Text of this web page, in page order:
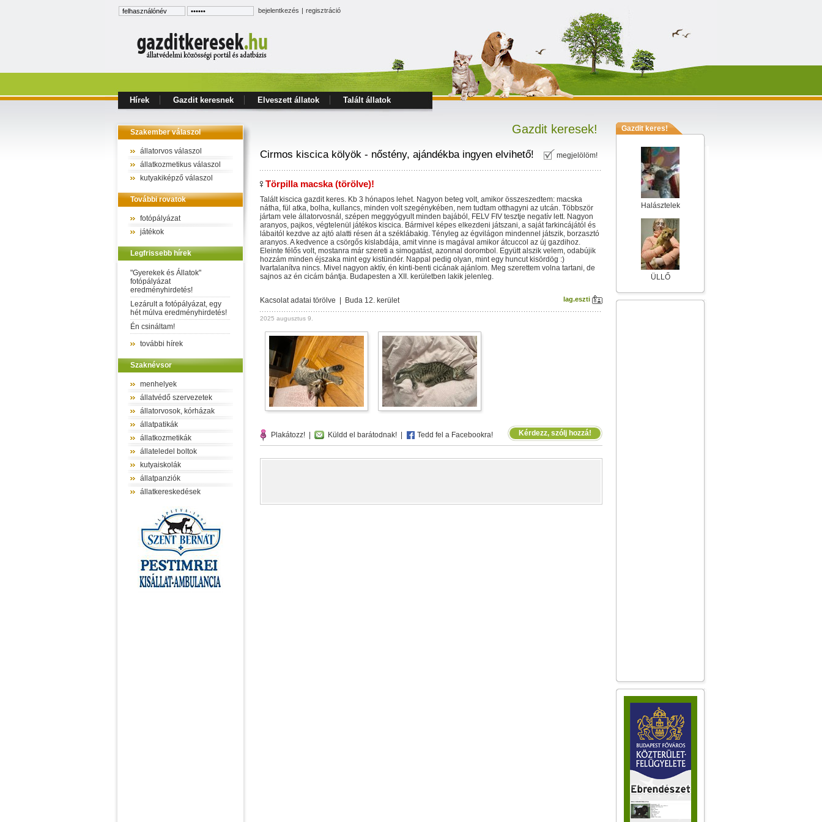
bejelentkezés | regisztráció
Hírek Gazdit keresnek Elveszett állatok Talált állatok
Szakember válaszol
állatorvos válaszol
állatkozmetikus válaszol
kutyakiképző válaszol
További rovatok
fotópályázat
játékok
Legfrissebb hírek
"Gyerekek és Állatok"
fotópályázat
eredményhirdetés!
Lezárult a fotópályázat, egy
hét múlva eredményhirdetés!
Én csináltam!
további hírek
Szaknévsor
menhelyek
állatvédő szervezetek
állatorvosok, kórházak
állatpatikák
állatkozmetikák
állateledel boltok
kutyaiskolák
állatpanziók
állatkereskedések
Gazdit keresek!
megjelölöm!
Cirmos kiscica kölyök - nőstény, ajándékba ingyen elvihető!
Törpilla macska (törölve)!
Talált kiscica gazdit keres. Kb 3 hónapos lehet. Nagyon beteg volt, amikor összeszedtem: macska
nátha, fül atka, bolha, kullancs, minden volt szegénykében, nem tudtam otthagyni az utcán. Többször
jártam vele állatorvosnál, szépen meggyógyult minden bajából, FELV FIV tesztje negatív lett. Nagyon
aranyos, pajkos, végtelenül játékos kiscica. Bármivel képes elkezdeni játszani, a saját farkincájától és
lábaitól kezdve az ajtó alatti résen át a széklábakig. Tényleg az égvilágon mindennel játszik, borzasztó
aranyos. A kedvence a csörgős kislabdája, amit vinne is magával amikor átcuccol az új gazdihoz.
Eleinte félős volt, mostanra már szereti a simogatást, azonnal dorombol. Együtt alszik velem, odabújik
hozzám minden éjszaka mint egy kistündér. Nappal pedig olyan, mint egy huncut kisördög :)
Ivartalanítva nincs. Mivel nagyon aktív, én kinti-benti cicának ajánlom. Meg szerettem volna tartani, de
sajnos az én cicám bántja. Budapesten a XII. kerületben lakik jelenleg.
Kacsolat adatai törölve | Buda 12. kerület lag.eszti
2025 augusztus 9.
Plakátozz! Küldd el barátodnak! Tedd fel a Facebookra! Kérdezz, szólj hozzá!
Gazdit keres!
Halásztelek
ÜLLŐ